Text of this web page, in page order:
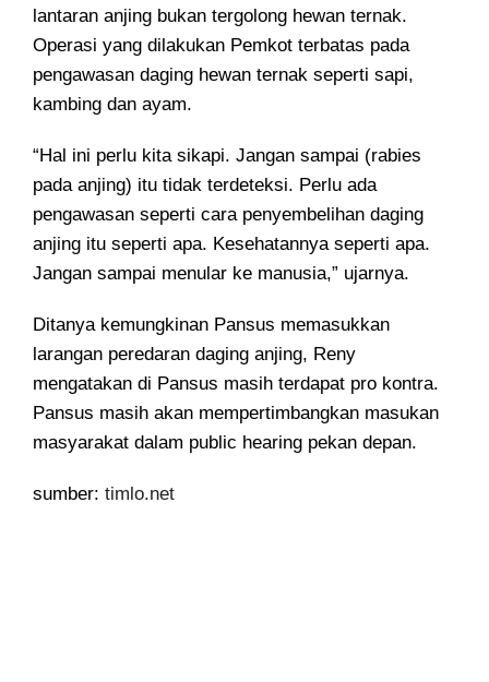
lantaran anjing bukan tergolong hewan ternak.
Operasi yang dilakukan Pemkot terbatas pada
pengawasan daging hewan ternak seperti sapi,
kambing dan ayam.
“Hal ini perlu kita sikapi. Jangan sampai (rabies
pada anjing) itu tidak terdeteksi. Perlu ada
pengawasan seperti cara penyembelihan daging
anjing itu seperti apa. Kesehatannya seperti apa.
Jangan sampai menular ke manusia,” ujarnya.
Ditanya kemungkinan Pansus memasukkan
larangan peredaran daging anjing, Reny
mengatakan di Pansus masih terdapat pro kontra.
Pansus masih akan mempertimbangkan masukan
masyarakat dalam public hearing pekan depan.
sumber: timlo.net